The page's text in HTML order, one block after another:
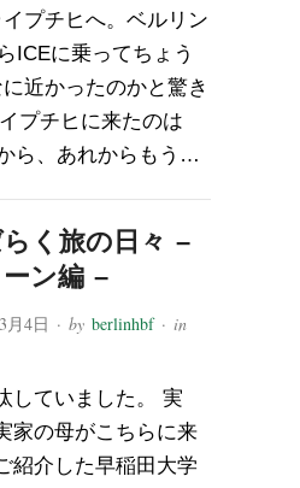
プチヒへ。ベルリン
ICEに乗ってちょう
近かったのかと驚き
プチヒに来たのは
ら、あれからもう…
らく旅の日々 –
ン編 –
月4日 · byberlinhbf· in
していました。 実
家の母がこちらに来
紹介した早稲田大学